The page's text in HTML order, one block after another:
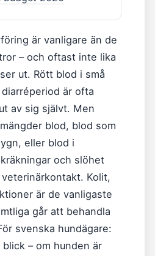
är vanligare än de
– och oftast inte lika
ut. Rött blod i små
är ofta
av sig självt. Men
blod, blod som
eller blod i
och slöhet
Kolit,
är de vanligaste
går att behandla
svenska hundägare:
– om hunden är